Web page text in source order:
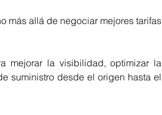
más allá de negociar mejores tarifas
mejorar la visibilidad, optimizar la
suministro desde el origen hasta el